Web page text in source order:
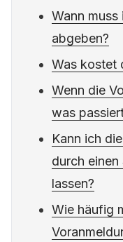
Wann muss
abgeben?
Was kostet
Wenn die
was
Kann ich
durch einen
lassen?
Wie häufig